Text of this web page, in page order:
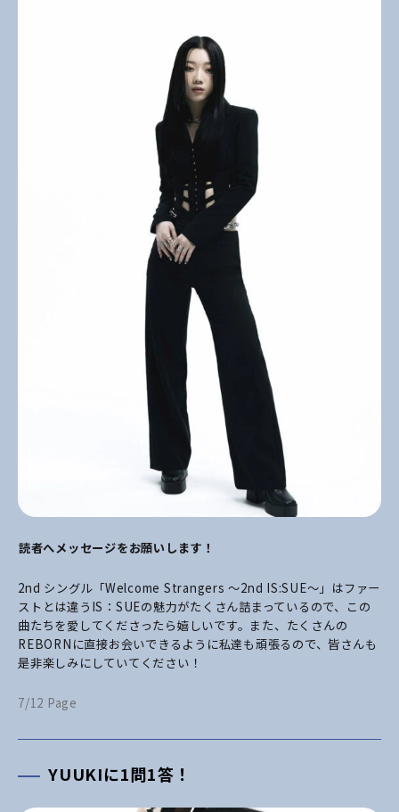
――読者へメッセージをお願いします！
2nd シングル「Welcome Strangers ～2nd IS:SUE～」はファー
ストとは違うIS：SUEの魅力がたくさん詰まっているので、この
曲たちを愛してくださったら嬉しいです。また、たくさんの
REBORNに直接お会いできるように私達も頑張るので、皆さんも
是非楽しみにしていてください！
7/12 Page
YUUKIに1問1答！